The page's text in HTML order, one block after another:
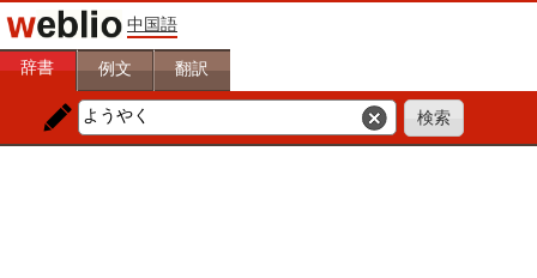
中国語
辞書 例文 翻訳